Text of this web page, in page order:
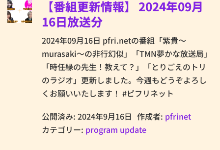
【番組更新情報】 2024年09月
16日放送分
2024年09月16日 pfri.netの番組「紫貴～
murasaki～の非行幻似」「TMN夢かな放送局」
「時任縁の先生！教えて？」「とりごえのトリ
のラジオ」更新しました。今週もどうぞよろし
くお願いいたします！ #ピフリネット
公開済み: 2024年9月16日 作成者: pfrinet
カテゴリー: program update